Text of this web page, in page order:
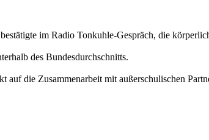
im Radio Tonkuhle-Gespräch, die
des Bundesdurchschnitts.
die Zusammenarbeit mit außerschulischen